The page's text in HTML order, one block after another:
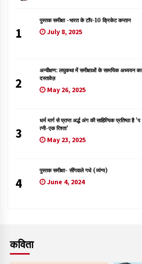
1
पुस्तक समीक्षा -भारत के टॉप-10 क्रिकेट कप्तान
July 8, 2025
2
अन्वीक्षण: लघुकथा में समीक्षाओं के सामयिक अध्ययन का
दस्तावेज़
May 26, 2025
3
धर्म मार्ग से प्राप्त अर्द्ध अंग की साहित्यिक प्रतिष्ठा है ‘प
त्नी-एक रिश्ता’
May 23, 2025
4
पुस्तक समीक्षा- सींगवाले गधे (व्यंग्य)
June 4, 2024
कविता